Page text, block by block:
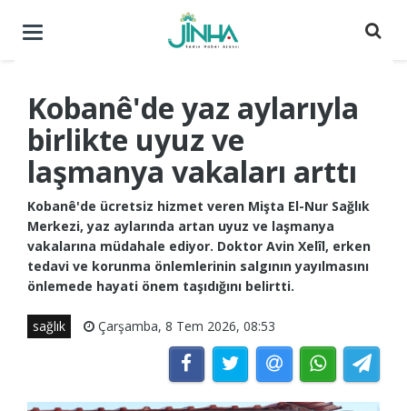
Menüyü
Kobanê'de yaz aylarıyla
birlikte uyuz ve
laşmanya vakaları arttı
Kobanê'de ücretsiz hizmet veren Mişta El-Nur Sağlık
Merkezi, yaz aylarında artan uyuz ve laşmanya
vakalarına müdahale ediyor. Doktor Avin Xelîl, erken
tedavi ve korunma önlemlerinin salgının yayılmasını
önlemede hayati önem taşıdığını belirtti.
sağlık Çarşamba, 8 Tem 2026, 08:53